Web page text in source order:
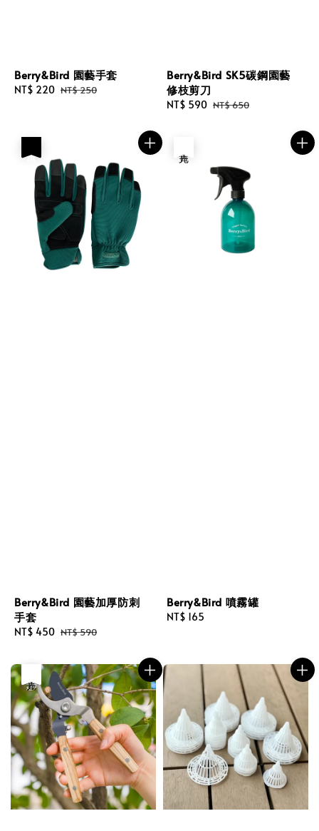
Berry&Bird 園藝手套
Sale
NT$ 220 Regular
NT$ 250
Berry&Bird SK5碳鋼園藝
修枝剪刀
Sale
NT$ 590 Regular
NT$ 650
Berry&Bird 園藝加厚防刺
手套
Sale
NT$ 450 Regular
NT$ 590
Berry&Bird 噴霧罐
Regular
NT$ 165